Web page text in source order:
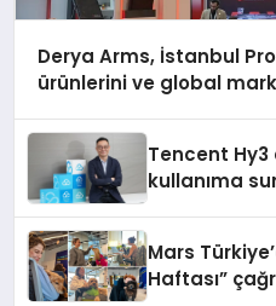
Derya Arms, İstanbul
ürünlerini ve global
Tencent
kullanıma
Mars
Haftası”